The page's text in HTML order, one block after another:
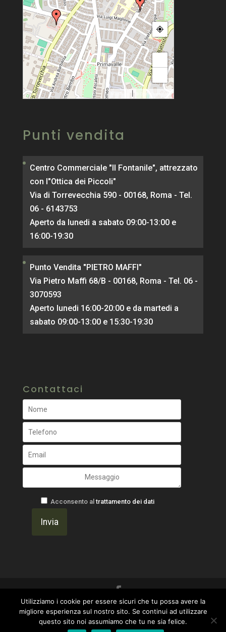
© OpenStreetMap
Punti vendita
Centro Commerciale "Il Fontanile", attrezzato
con l"Ottica dei Piccoli"
Via di Torrevecchia 590 - 00168, Roma - Tel.
06 - 6143753
Aperto da lunedi a sabato 09:00-13:00 e
16:00-19:30
Punto Vendita "PIETRO MAFFI"
Via Pietro Maffi 68/B - 00168, Roma - Tel. 06 -
3070593
Aperto lunedi 16:00-20:00 e da martedi a
sabato 09:00-13:00 e 15:30-19:30
Contattaci
Acconsento al trattamento dei dati
Un progetto di Gavilab Web Agency ~ I Marinai
del Web|Privacy Policy-OtticaFava -
Utilizziamo i cookie per essere sicuri che tu possa avere la
migliore esperienza sul nostro sito. Se continui ad utilizzare
questo sito noi assumiamo che tu ne sia felice.